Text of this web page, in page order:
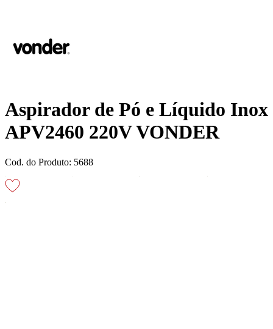
Aspirador de Pó e Líquido Inox
APV2460 220V VONDER
Cod. do Produto: 5688